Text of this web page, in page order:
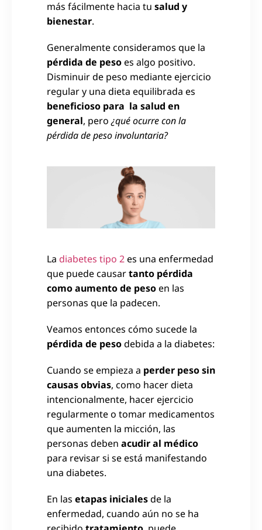
más fácilmente hacia tu salud y
bienestar.
Generalmente consideramos que la
pérdida de pesoes algo positivo.
Disminuir de peso mediante ejercicio
regular y una dieta equilibrada es
beneficioso para la salud en
general, pero¿qué ocurre con la
pérdida de peso involuntaria?
La diabetes tipo 2es una enfermedad
que puede causartanto pérdida
como aumento de pesoen las
personas que la padecen.
Veamos entonces cómo sucede la
pérdida de pesodebida a la diabetes:
Cuando se empieza a perder peso sin
causas obvias, como hacer dieta
intencionalmente, hacer ejercicio
regularmente o tomar medicamentos
que aumenten la micción, las
personas deben acudir al médico
para revisar si se está manifestando
una diabetes.
En las etapas inicialesde la
enfermedad, cuando aún no se ha